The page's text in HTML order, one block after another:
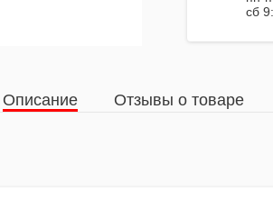
сб
Описание Отзывы о товаре